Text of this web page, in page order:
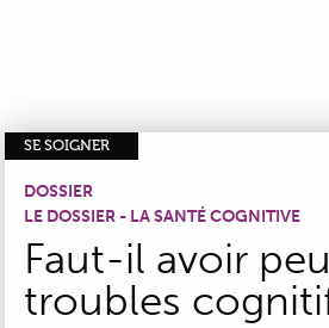
SE SOIGNER
DOSSIER
LE DOSSIER - LA SANTÉ COGNITIVE
Faut-il avoir
troubles